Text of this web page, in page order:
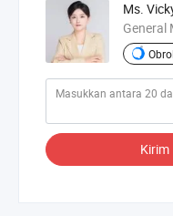
Ms.
General
Kirim